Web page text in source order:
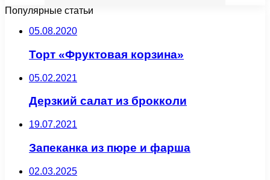
Популярные статьи
05.08.2020
Торт «Фруктовая корзина»
05.02.2021
Дерзкий салат из брокколи
19.07.2021
Запеканка из пюре и фарша
02.03.2025